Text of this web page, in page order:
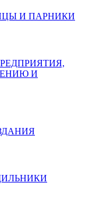
И ПАРНИКИ
ПРЕДПРИЯТИЯ,
И